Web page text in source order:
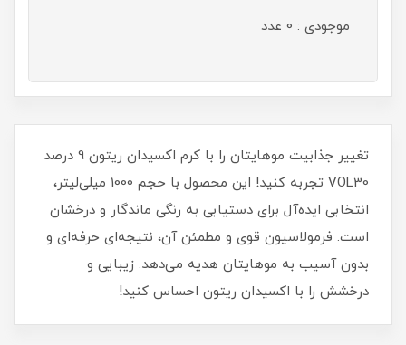
موجودی : 0 عدد
تغییر جذابیت موهایتان را با کرم اکسیدان ریتون 9 درصد
VOL30 تجربه کنید! این محصول با حجم 1000 میلی‌لیتر،
انتخابی ایده‌آل برای دستیابی به رنگی ماندگار و درخشان
است. فرمولاسیون قوی و مطمئن آن، نتیجه‌ای حرفه‌ای و
بدون آسیب به موهایتان هدیه می‌دهد. زیبایی و
درخشش را با اکسیدان ریتون احساس کنید!